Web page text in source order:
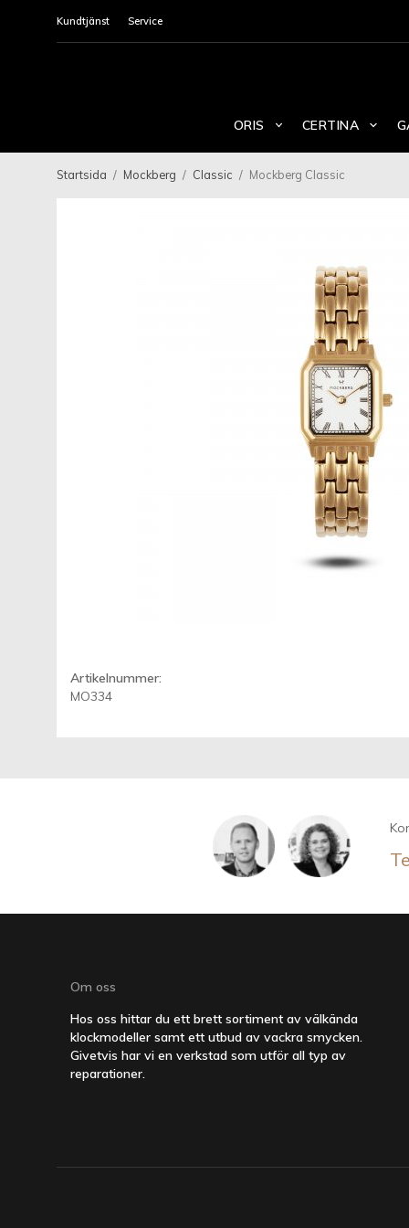
Kundtjänst Service
ORIS CERTINA
Startsida / Mockberg / Classic / Mockberg Classic
Artikelnummer:
MO334
Om oss
Hos oss hittar du ett brett sortiment av välkända
klockmodeller samt ett utbud av vackra smycken.
Givetvis har vi en verkstad som utför all typ av
reparationer.